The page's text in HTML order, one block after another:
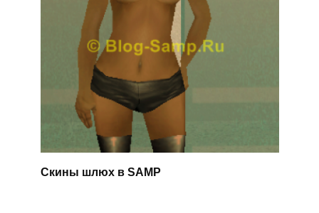
Скины шлюх в SAMP